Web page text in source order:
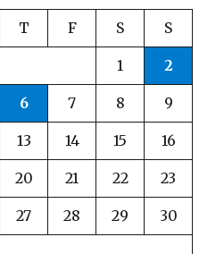
T F S S
1 2
6 7 8 9
13 14 15 16
20 21 22 23
27 28 29 30